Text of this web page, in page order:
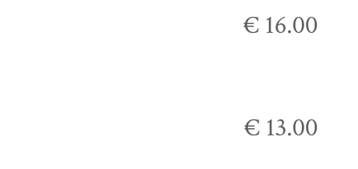
€ 16.00
€ 13.00